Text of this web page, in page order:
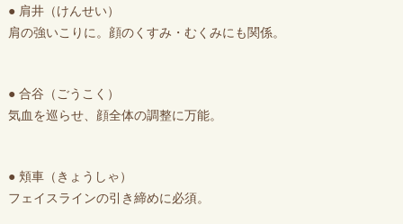
● 肩井（けんせい）
肩の強いこりに。顔のくすみ・むくみにも関係。
● 合谷（ごうこく）
気血を巡らせ、顔全体の調整に万能。
● 頬車（きょうしゃ）
フェイスラインの引き締めに必須。